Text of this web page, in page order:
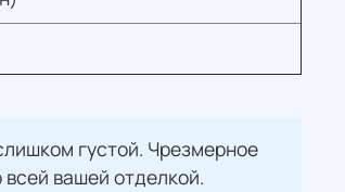
густой. Чрезмерное
вашей отделкой.